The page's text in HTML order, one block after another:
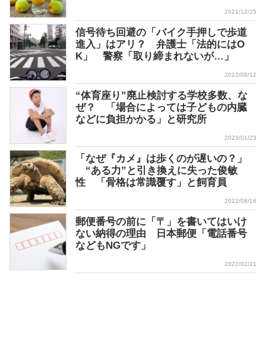
2021/12/25
信号待ち回避の「バイク手押しで歩道
進入」はアリ？ 弁護士「法的にはO
K」 警察「取り締まれないが…」
2022/09/12
“体育座り”廃止検討する学校多数、な
ぜ？ 「場合によっては子どもの内臓
などに負担かかる」と研究所
2023/01/23
「なぜ『カメ』は歩くのが遅いの？」
“ある力”と引き換えに失った俊敏
性 「骨格は常識覆す」と飼育員
2022/08/16
郵便番号の前に「〒」を書いてはいけ
ない納得の理由 日本郵便「電話番号
などもNGです」
2022/02/21